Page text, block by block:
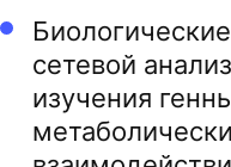
сетевой
изучения